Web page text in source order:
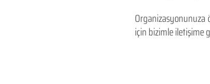
Organizasyonunuza
için bizimle iletişime